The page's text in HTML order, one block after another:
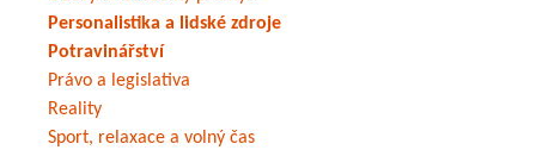
Personalistika a lidské zdroje
Potravinářství
Právo a legislativa
Reality
Sport, relaxace a volný čas